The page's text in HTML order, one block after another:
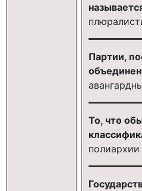
Партии,
То, что
полиархии